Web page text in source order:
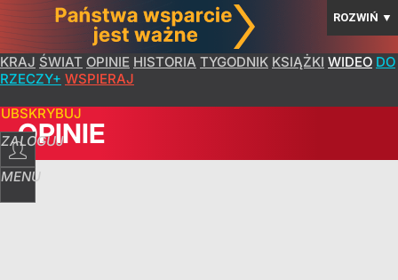
ROZWIŃ ▼
KRAJ ŚWIAT OPINIE HISTORIA TYGODNIK KSIĄŻKI WIDEO DO
RZECZY+ WSPIERAJ
ZALOGUJ
MENU
OPINIE